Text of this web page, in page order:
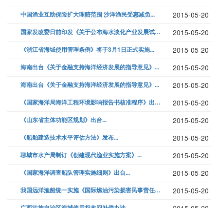
中国渔业互助保险扩大理赔范围 沙洋渔民受惠减负... 2015-05-20
国家发改委日前印发《关于公布海水淡化产业发展试点单位名单（第一批）的通... 2015-05-20
《浙江省海域使用管理条例》将于3月1日正式实施... 2015-05-20
海南出台《关于金融支持海洋经济发展的指导意见》... 2015-05-20
海南出台《关于金融支持海洋经济发展的指导意见》... 2015-05-20
《国家海洋局海洋工程环境影响报告书核准程序》出台... 2015-05-20
《山东省主体功能区规划》出台... 2015-05-20
《船舶建造技术水平评估方法》发布... 2015-05-20
聊城市水产局制订《创建现代渔业实施方案》... 2015-05-20
《国家海洋调查船队管理实施细则》出台... 2015-05-20
我国远洋渔船统一实施《国际燃油污染损害民事责任公约》... 2015-05-20